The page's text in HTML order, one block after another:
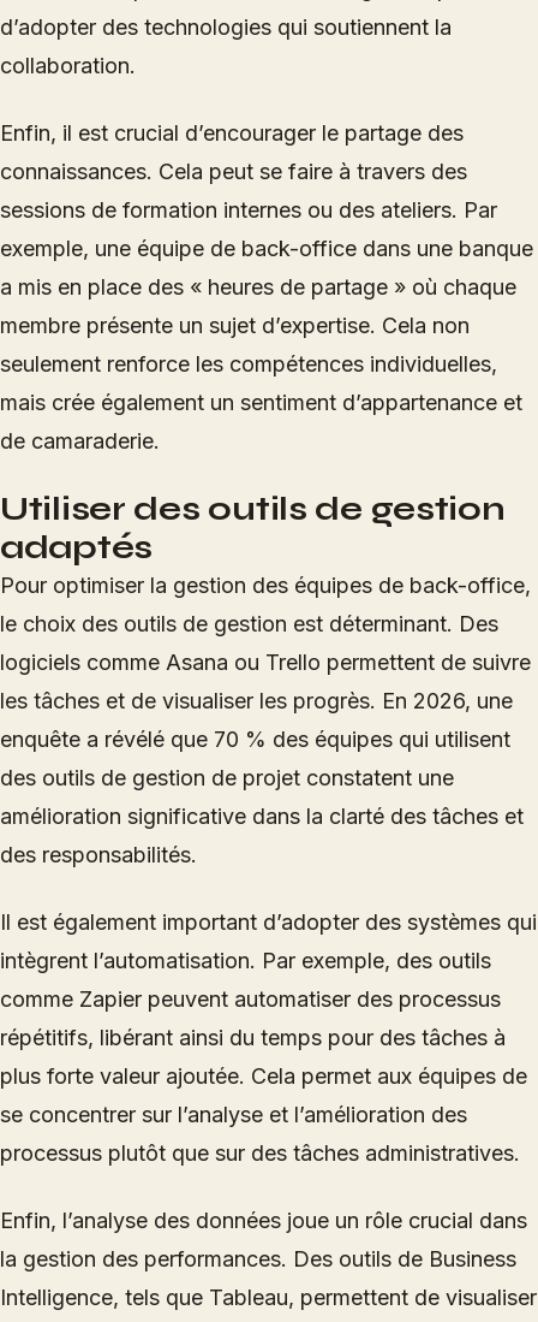
d’adopter des technologies qui soutiennent la
collaboration.
Enfin, il est crucial d’encourager le partage des
connaissances. Cela peut se faire à travers des
sessions de formation internes ou des ateliers. Par
exemple, une équipe de back-office dans une banque
a mis en place des « heures de partage » où chaque
membre présente un sujet d’expertise. Cela non
seulement renforce les compétences individuelles,
mais crée également un sentiment d’appartenance et
de camaraderie.
Utiliser des outils de gestion
adaptés
Pour optimiser la gestion des équipes de back-office,
le choix des outils de gestion est déterminant. Des
logiciels comme Asana ou Trello permettent de suivre
les tâches et de visualiser les progrès. En 2026, une
enquête a révélé que 70 % des équipes qui utilisent
des outils de gestion de projet constatent une
amélioration significative dans la clarté des tâches et
des responsabilités.
Il est également important d’adopter des systèmes qui
intègrent l’automatisation. Par exemple, des outils
comme Zapier peuvent automatiser des processus
répétitifs, libérant ainsi du temps pour des tâches à
plus forte valeur ajoutée. Cela permet aux équipes de
se concentrer sur l’analyse et l’amélioration des
processus plutôt que sur des tâches administratives.
Enfin, l’analyse des données joue un rôle crucial dans
la gestion des performances. Des outils de Business
Intelligence, tels que Tableau, permettent de visualiser